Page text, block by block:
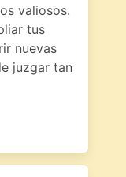
valiosos.
tus
nuevas
juzgar tan